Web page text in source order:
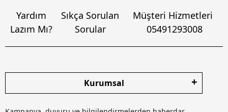
Yardım
Lazım Mı?
Sıkça Sorulan
Sorular
Müşteri Hizmetleri
05491293008
Kurumsal